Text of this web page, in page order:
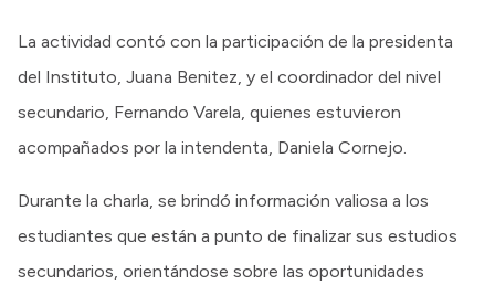
La actividad contó con la participación de la presidenta
del Instituto, Juana Benitez, y el coordinador del nivel
secundario, Fernando Varela, quienes estuvieron
acompañados por la intendenta, Daniela Cornejo.
Durante la charla, se brindó información valiosa a los
estudiantes que están a punto de finalizar sus estudios
secundarios, orientándose sobre las oportunidades